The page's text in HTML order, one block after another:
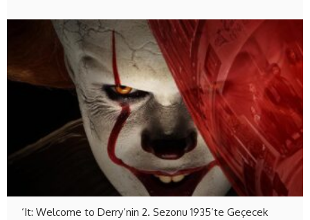
‘It: Welcome to Derry’nin 2. Sezonu 1935’te Geçecek